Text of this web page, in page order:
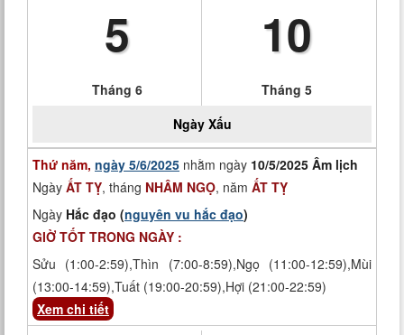
5
Tháng 6
10
Tháng 5
Ngày Xấu
Thứ năm, ngày 5/6/2025 nhằm ngày 10/5/2025 Âm lịch
Ngày ẤT TỴ, tháng NHÂM NGỌ, năm ẤT TỴ
Ngày Hắc đạo (nguyên vu hắc đạo)
GIỜ TỐT TRONG NGÀY :
Sửu (1:00-2:59),Thìn (7:00-8:59),Ngọ (11:00-12:59),Mùi
(13:00-14:59),Tuất (19:00-20:59),Hợi (21:00-22:59)
Xem chi tiết